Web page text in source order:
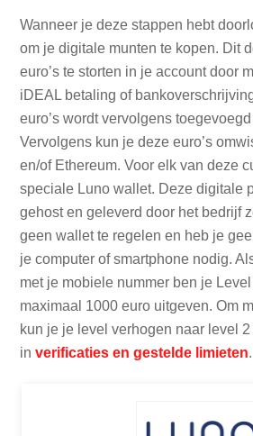
Wanneer je deze stappen hebt
om je digitale munten te kopen. Dit
euro’s te storten in je account door
iDEAL betaling of
euro’s wordt vervolgens
Vervolgens kun je deze euro’s
en/of Ethereum. Voor elk van deze
speciale Luno wallet. Deze digitale
gehost en geleverd door het bedrijf
geen wallet te regelen en heb je
je computer of smartphone nodig.
met je mobiele nummer ben je
maximaal 1000 euro uitgeven. Om
kun je je level verhogen naar level
inverificaties en gestelde limieten.